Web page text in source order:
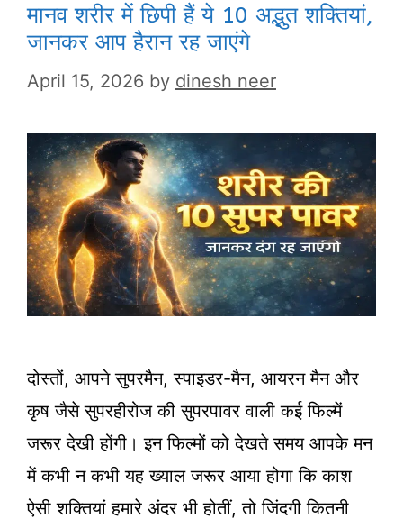
मानव शरीर में छिपी हैं ये 10 अद्भुत शक्तियां,
जानकर आप हैरान रह जाएंगे
April 15, 2026 by dinesh neer
दोस्तों, आपने सुपरमैन, स्पाइडर-मैन, आयरन मैन और
कृष जैसे सुपरहीरोज की सुपरपावर वाली कई फिल्में
जरूर देखी होंगी। इन फिल्मों को देखते समय आपके मन
में कभी न कभी यह ख्याल जरूर आया होगा कि काश
ऐसी शक्तियां हमारे अंदर भी होतीं, तो जिंदगी कितनी